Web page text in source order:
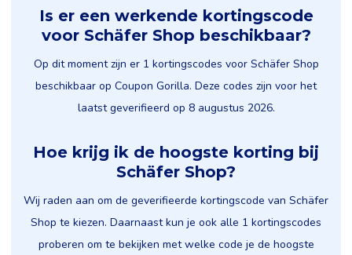
Is er een werkende kortingscode
voor Schäfer Shop beschikbaar?
Op dit moment zijn er 1 kortingscodes voor Schäfer Shop
beschikbaar op Coupon Gorilla. Deze codes zijn voor het
laatst geverifieerd op 8 augustus 2026.
Hoe krijg ik de hoogste korting bij
Schäfer Shop?
Wij raden aan om de geverifieerde kortingscode van Schäfer
Shop te kiezen. Daarnaast kun je ook alle 1 kortingscodes
proberen om te bekijken met welke code je de hoogste